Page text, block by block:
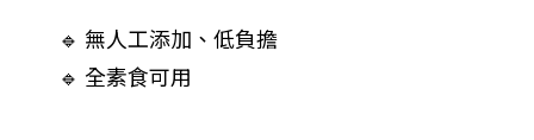
🔹 無人工添加、低負擔
🔹 全素食可用